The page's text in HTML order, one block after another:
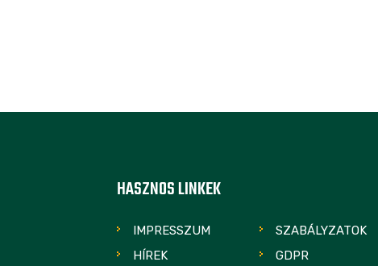
HASZNOS LINKEK
IMPRESSZUM
SZABÁLYZATOK
HÍREK
GDPR